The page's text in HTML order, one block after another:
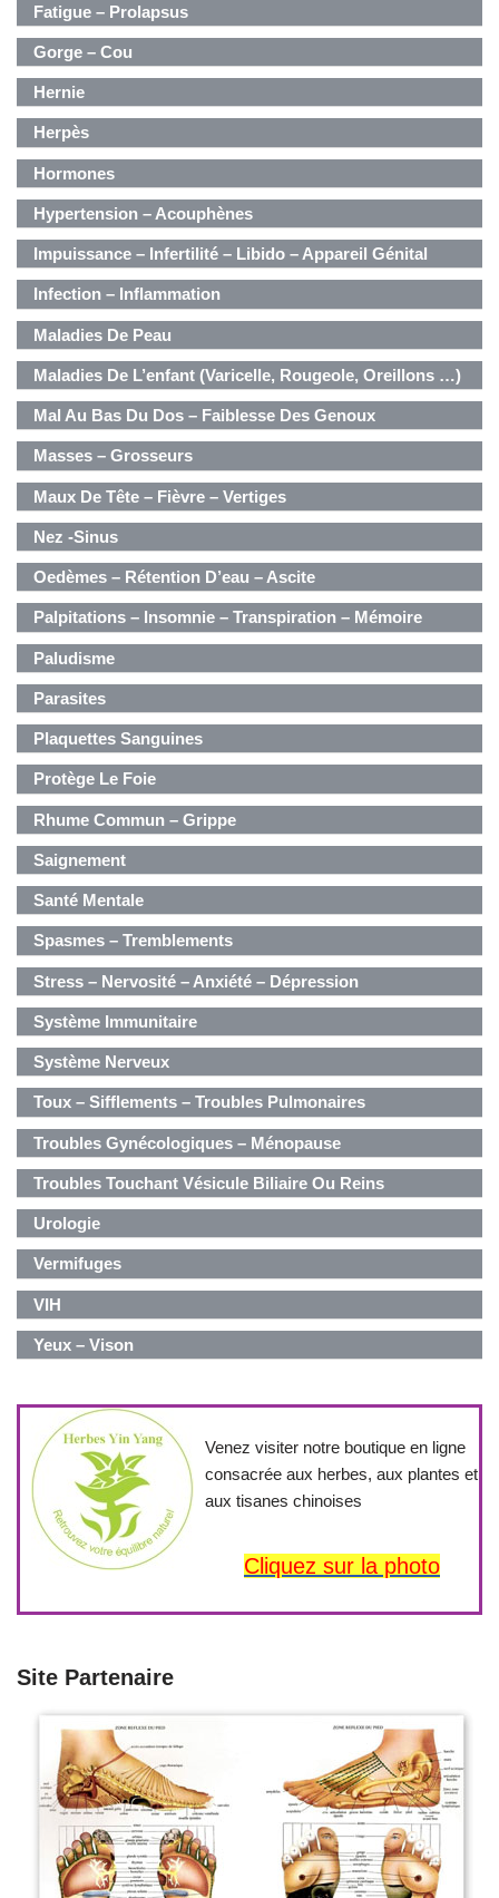
Fatigue – Prolapsus
Gorge – Cou
Hernie
Herpès
Hormones
Hypertension – Acouphènes
Impuissance – Infertilité – Libido – Appareil Génital
Masculin
Infection – Inflammation
Maladies De Peau
Maladies De L’enfant (varicelle, Rougeole, Oreillons …)
Mal Au Bas Du Dos – Faiblesse Des Genoux
Masses – Grosseurs
Maux De Tête – Fièvre – Vertiges
Nez -Sinus
Oedèmes – Rétention D’eau – Ascite
Palpitations – Insomnie – Transpiration – Mémoire
Paludisme
Parasites
Plaquettes Sanguines
Protège Le Foie
Rhume Commun – Grippe
Saignement
Santé Mentale
Spasmes – Tremblements
Stress – Nervosité – Anxiété – Dépression
Système Immunitaire
Système Nerveux
Toux – Sifflements – Troubles Pulmonaires
Troubles Gynécologiques – Ménopause
Troubles Touchant Vésicule Biliaire Ou Reins
Urologie
Vermifuges
VIH
Yeux – Vison
Venez visiter notre boutique en ligne
consacrée aux herbes, aux plantes et
aux tisanes chinoises
Cliquez sur la photo
Site Partenaire